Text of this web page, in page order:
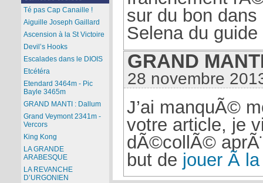
sur du bon dans
Selena du
GRAND
28 novembre
J’ai manquÃ©
votre article, je
dÃ©collÃ©
but de jouer Ã
Té pas Cap Canaille !
Aiguille Joseph Gaillard
Ascension à la St Victoire
Devil’s Hooks
Escalades dans le DIOIS
Etcétéra
Etendard 3464m - Pic
Bayle 3465m
GRAND MANTI : Dallum
Grand Veymont 2341m -
Vercors
King Kong
LA GRANDE
ARABESQUE
LA REVANCHE
D’URGONIEN